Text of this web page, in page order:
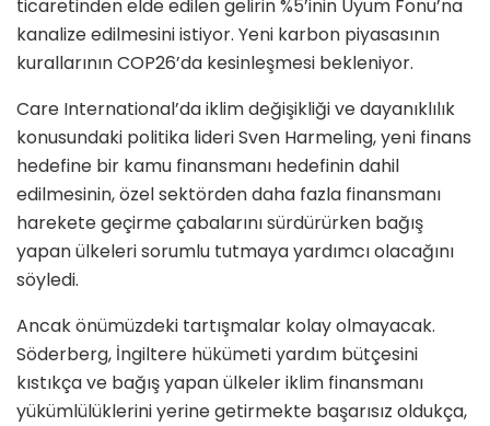
ticaretinden elde edilen gelirin %5’inin Uyum Fonu’na
kanalize edilmesini istiyor. Yeni karbon piyasasının
kurallarının COP26’da kesinleşmesi bekleniyor.
Care International’da iklim değişikliği ve dayanıklılık
konusundaki politika lideri Sven Harmeling, yeni finans
hedefine bir kamu finansmanı hedefinin dahil
edilmesinin, özel sektörden daha fazla finansmanı
harekete geçirme çabalarını sürdürürken bağış
yapan ülkeleri sorumlu tutmaya yardımcı olacağını
söyledi.
Ancak önümüzdeki tartışmalar kolay olmayacak.
Söderberg, İngiltere hükümeti yardım bütçesini
kıstıkça ve bağış yapan ülkeler iklim finansmanı
yükümlülüklerini yerine getirmekte başarısız oldukça,